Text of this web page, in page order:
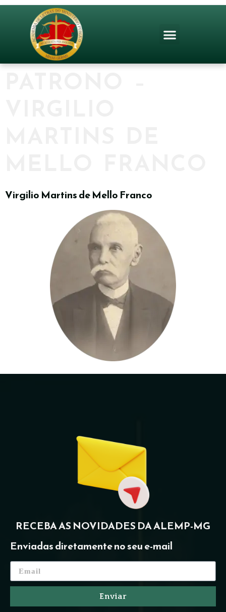
Virgilio Martins de Mello Franco
RECEBA AS NOVIDADES DA ALEMP-MG
Enviadas diretamente no seu e-mail
Enviar